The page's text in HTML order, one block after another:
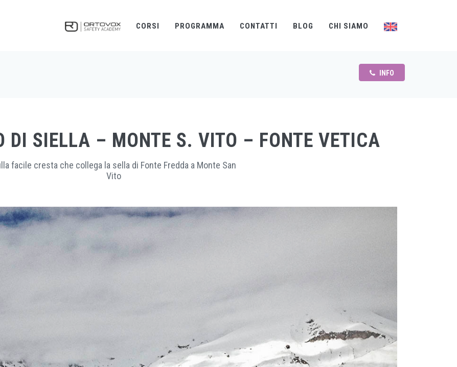
CORSI PROGRAMMA CONTATTI BLOG CHI SIAMO
INFO
DI SIELLA – MONTE S. VITO – FONTE VETICA
facile cresta che collega la sella di Fonte Fredda a Monte San
Vito